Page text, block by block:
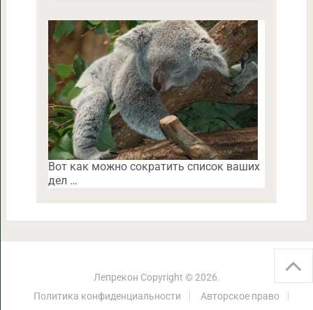
Вот как можно сократить список ваших
дел …
Лепрекон Copyright © 2026.
Политика конфиденциальности
Авторское право